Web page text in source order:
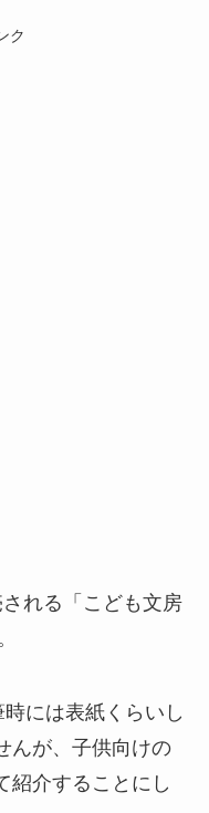
ク
れる「こども文房
には表紙くらいし
んが、子供向けの
紹介することにし